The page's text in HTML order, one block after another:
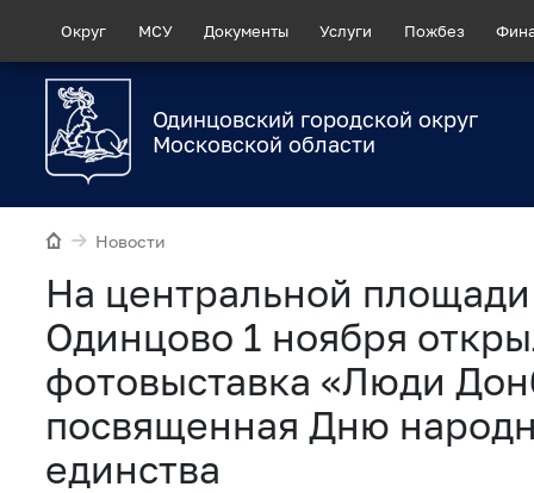
Округ МСУ Документы Услуги Пожбез
Одинцовский городской округ
Московской области
Новости
На центральной
Одинцово 1 ноября
фотовыставка «Люди
посвященная Дню
единства